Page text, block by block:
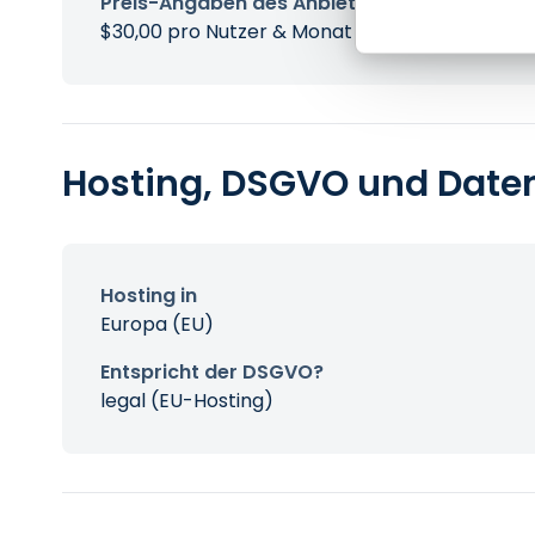
$30,00 pro Nutzer & Monat
Hosting, DSGVO und
Hosting in
Europa (EU)
Entspricht der DSGVO?
legal (EU-Hosting)